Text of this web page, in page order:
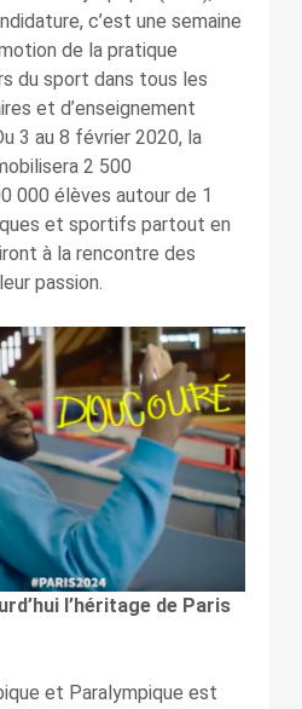
c’est une semaine
de la pratique
du sport dans tous les
et d’enseignement
3 au 8 février 2020, la
2 500
000 élèves autour de 1
et sportifs partout en
à la rencontre des
passion.
l’héritage de Paris
et Paralympique est